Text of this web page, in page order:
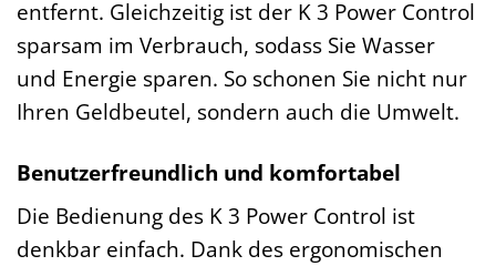
entfernt. Gleichzeitig ist der K 3 Power Control
sparsam im Verbrauch, sodass Sie Wasser
und Energie sparen. So schonen Sie nicht nur
Ihren Geldbeutel, sondern auch die Umwelt.
Benutzerfreundlich und komfortabel
Die Bedienung des K 3 Power Control ist
denkbar einfach. Dank des ergonomischen